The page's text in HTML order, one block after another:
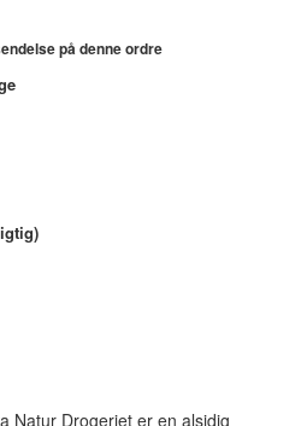
på denne ordre
Natur Drogeriet er en alsidig